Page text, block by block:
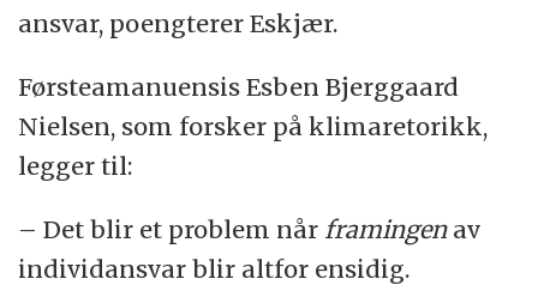
ansvar, poengterer Eskjær.
Førsteamanuensis Esben Bjerggaard
Nielsen, som forsker på klimaretorikk,
legger til:
– Det blir et problem når framingen av
individansvar blir altfor ensidig.